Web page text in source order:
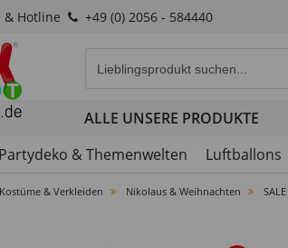
& Hotline +49 (0) 2056 - 584440
ALLE UNSERE PRODUKTE
Partydeko & Themenwelten Luftballons
Kostüme & Verkleiden Nikolaus & Weihnachten